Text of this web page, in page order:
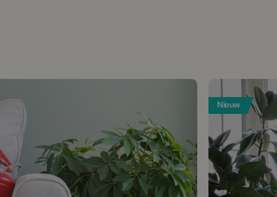
Nieuw